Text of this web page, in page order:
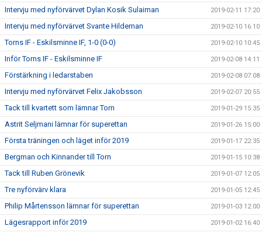
Intervju med nyförvärvet Dylan Kosik Sulaiman 2019-02-11 17:20
Intervju med nyförvärvet Svante Hildeman 2019-02-10 16:10
Torns IF - Eskilsminne IF, 1-0 (0-0) 2019-02-10 10:45
Inför Torns IF - Eskilsminne IF 2019-02-08 14:11
Förstärkning i ledarstaben 2019-02-08 07:08
Intervju med nyförvärvet Felix Jakobsson 2019-02-07 20:55
Tack till kvartett som lämnar Torn 2019-01-29 15:35
Astrit Seljmani lämnar för superettan 2019-01-26 15:00
Första träningen och läget inför 2019 2019-01-17 22:35
Bergman och Kinnander till Torn 2019-01-15 10:38
Tack till Ruben Grönevik 2019-01-07 12:05
Tre nyförvärv klara 2019-01-05 12:45
Philip Mårtensson lämnar för superettan 2019-01-03 12:00
Lägesrapport inför 2019 2019-01-02 16:40